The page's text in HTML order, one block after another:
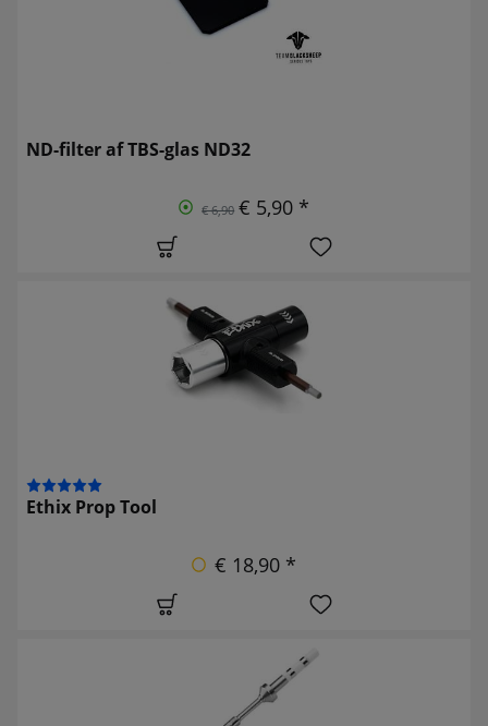
ND-filter af TBS-glas ND32
€ 6,90 € 5,90 *
Ethix Prop Tool
€ 18,90 *